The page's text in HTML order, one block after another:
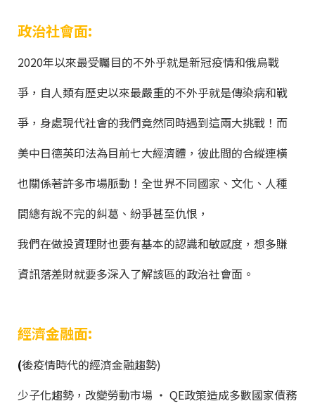
政治社會面:
2020年以來最受矚目的不外乎就是新冠疫情和俄烏戰
爭，自人類有歷史以來最嚴重的不外乎就是傳染病和戰
爭，身處現代社會的我們竟然同時遇到這兩大挑戰！而
美中日德英印法為目前七大經濟體 ， 彼此間的合縱連橫
也關係著許多市場脈動！全世界不同國家、文化、人種
間總有說不完的糾葛、紛爭甚至仇恨 ，
我們在做投資理財也要有基本的認識和敏感度，想多賺
資訊落差財就要多深入了解該區的政治社會面。
經濟金融面:
(後疫情時代的經濟金融趨勢)
少子化趨勢，改變勞動市場 ‧ QE政策造成多數國家債務